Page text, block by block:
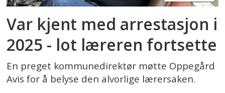
Var kjent med arrestasjon i
2025 - lot læreren fortsette
En preget kommunedirektør møtte Oppegård
Avis for å belyse den alvorlige lærersaken.